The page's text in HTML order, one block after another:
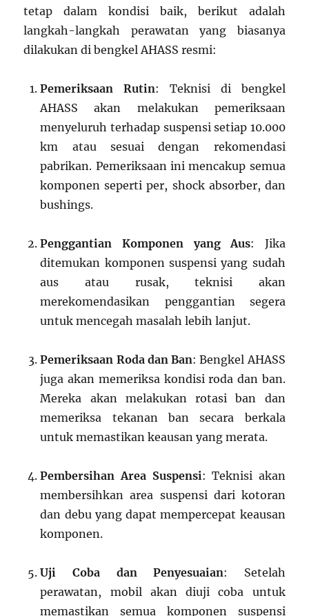
tetap dalam kondisi baik, berikut adalah
langkah-langkah perawatan yang biasanya
dilakukan di bengkel AHASS resmi:
Pemeriksaan Rutin: Teknisi di bengkel
AHASS akan melakukan pemeriksaan
menyeluruh terhadap suspensi setiap 10.000
km atau sesuai dengan rekomendasi
pabrikan. Pemeriksaan ini mencakup semua
komponen seperti per, shock absorber, dan
bushings.
Penggantian Komponen yang Aus: Jika
ditemukan komponen suspensi yang sudah
aus atau rusak, teknisi akan
merekomendasikan penggantian segera
untuk mencegah masalah lebih lanjut.
Pemeriksaan Roda dan Ban: Bengkel AHASS
juga akan memeriksa kondisi roda dan ban.
Mereka akan melakukan rotasi ban dan
memeriksa tekanan ban secara berkala
untuk memastikan keausan yang merata.
Pembersihan Area Suspensi: Teknisi akan
membersihkan area suspensi dari kotoran
dan debu yang dapat mempercepat keausan
komponen.
Uji Coba dan Penyesuaian: Setelah
perawatan, mobil akan diuji coba untuk
memastikan semua komponen suspensi